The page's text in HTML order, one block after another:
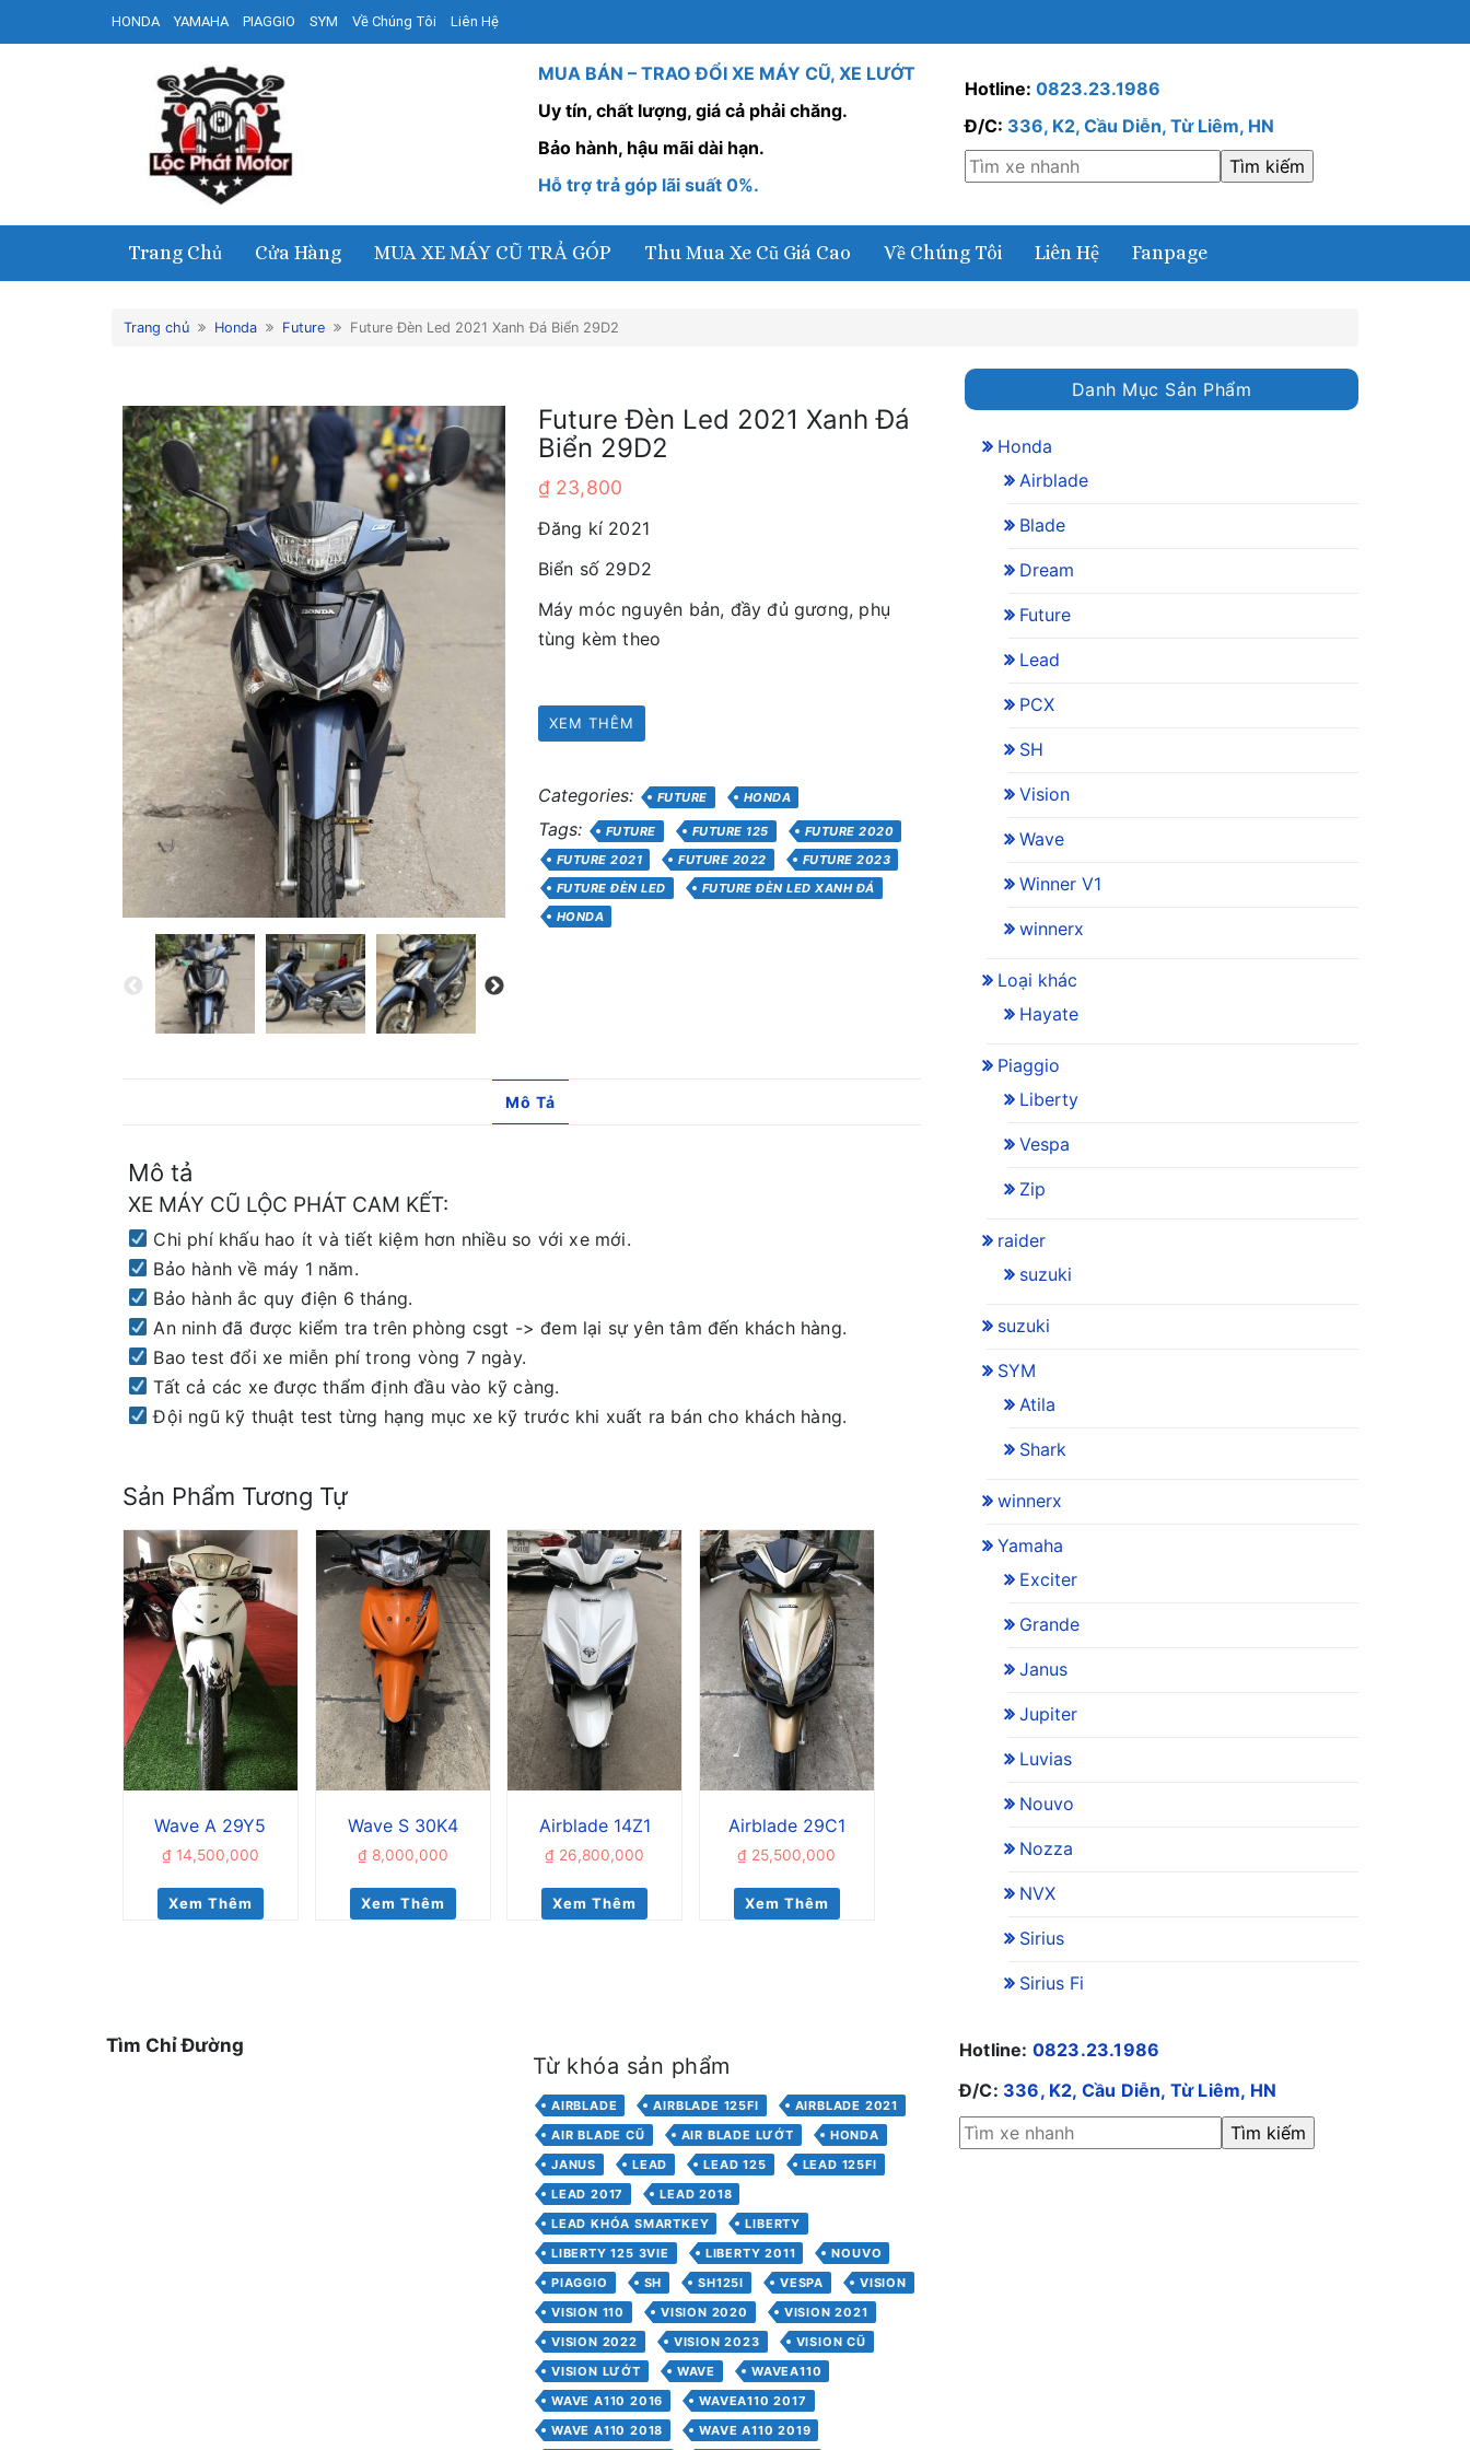
HONDA YAMAHA PIAGGIO SYM Về Chúng Tôi Liên Hệ
MUA BÁN – TRAO ĐỔI XE MÁY CŨ, XE LƯỚT
Uy tín, chất lượng, giá cả phải chăng.
Bảo hành, hậu mãi dài hạn.
Hỗ trợ trả góp lãi suất 0%.
Hotline: 0823.23.1986
Đ/C: 336, K2, Cầu Diễn, Từ Liêm, HN
Trang Chủ Cửa Hàng MUA XE MÁY CŨ TRẢ GÓP Thu Mua Xe Cũ Giá Cao Về Chúng Tôi Liên Hệ Fanpage
Trang chủ Honda Future Future Đèn Led 2021 Xanh Đá Biển 29D2
Future Đèn Led 2021 Xanh Đá
Biển 29D2
₫23,800
Đăng kí 2021
Biển số 29D2
Máy móc nguyên bản, đầy đủ gương, phụ
tùng kèm theo
XEM THÊM
Categories: FUTURE HONDA
Tags: FUTURE FUTURE 125
FUTURE 2020
FUTURE 2021
FUTURE 2022
FUTURE 2023
FUTURE ĐÈN LED
FUTURE ĐÈN LED XANH ĐÁ
HONDA
Mô Tả
Mô tả
XE MÁY CŨ LỘC PHÁT CAM KẾT:
Chi phí khấu hao ít và tiết kiệm hơn nhiều so với xe mới.
Bảo hành về máy 1 năm.
Bảo hành ắc quy điện 6 tháng.
An ninh đã được kiểm tra trên phòng csgt -> đem lại sự yên tâm đến khách hàng.
Bao test đổi xe miễn phí trong vòng 7 ngày.
Tất cả các xe được thẩm định đầu vào kỹ càng.
Đội ngũ kỹ thuật test từng hạng mục xe kỹ trước khi xuất ra bán cho khách hàng.
Sản Phẩm Tương Tự
Wave A 29Y5
₫14,500,000
Xem Thêm
Wave S 30K4
₫8,000,000
Xem Thêm
Airblade 14Z1
₫ 26,800,000
Xem Thêm
Airblade 29C1
₫ 25,500,000
Xem Thêm
Danh Mục Sản Phẩm
Honda
Airblade
Blade
Dream
Future
Lead
PCX
SH
Vision
Wave
Winner V1
winnerx
Loại khác
Hayate
Piaggio
Liberty
Vespa
Zip
raider
suzuki
suzuki
SYM
Atila
Shark
winnerx
Yamaha
Exciter
Grande
Janus
Jupiter
Luvias
Nouvo
Nozza
NVX
Sirius
Sirius Fi
Tìm Chỉ Đường
Từ khóa sản phẩm
AIRBLADE AIRBLADE 125FI
AIRBLADE 2021
AIR BLADE CŨ
AIR BLADE LƯỚT
HONDA
JANUS
LEAD LEAD 125
LEAD 125FI
LEAD 2017
LEAD 2018
LEAD KHÓA SMARTKEY
LIBERTY
LIBERTY 125 3VIE
LIBERTY 2011
NOUVO
PIAGGIO
SH SH125I VESPA
VISION
VISION 110
VISION 2020
VISION 2021
VISION 2022
VISION 2023
VISION CŨ
VISION LƯỚT
WAVE
WAVEA110
WAVE A110 2016
WAVEA110 2017
WAVE A110 2018
WAVE A110 2019
Hotline: 0823.23.1986
Đ/C: 336, K2, Cầu Diễn, Từ Liêm, HN